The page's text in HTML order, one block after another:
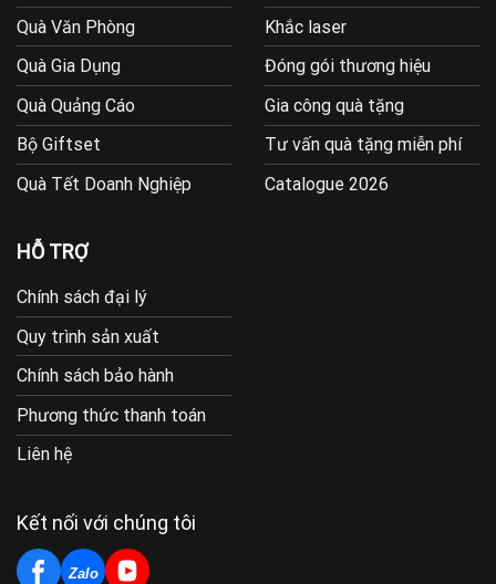
Quà Văn Phòng
Quà Gia Dụng
Quà Quảng Cáo
Bộ Giftset
Quà Tết Doanh Nghiệp
Khắc laser
Đóng gói thương hiệu
Gia công quà tặng
Tư vấn quà tặng miễn phí
Catalogue 2026
HỖ TRỢ
Chính sách đại lý
Quy trình sản xuất
Chính sách bảo hành
Phương thức thanh toán
Liên hệ
Kết nối với chúng tôi
Zalo